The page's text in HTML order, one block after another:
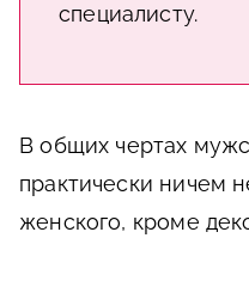
специалисту.
В общих чертах
практически ничем
женского, кроме